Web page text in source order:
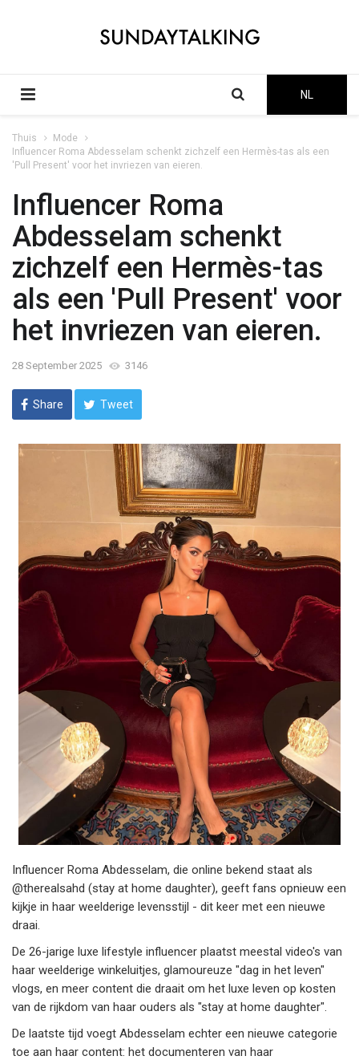
NL
Thuis
Mode
Influencer Roma Abdesselam schenkt zichzelf een Hermès-tas als een
'Pull Present' voor het invriezen van eieren.
Influencer Roma
Abdesselam schenkt
zichzelf een Hermès-tas
als een 'Pull Present' voor
het invriezen van eieren.
28 September 2025 3146
Share Tweet
Influencer Roma Abdesselam, die online bekend staat als
@therealsahd (stay at home daughter), geeft fans opnieuw een
kijkje in haar weelderige levensstijl - dit keer met een nieuwe
draai.
De 26-jarige luxe lifestyle influencer plaatst meestal video's van
haar weelderige winkeluitjes, glamoureuze "dag in het leven"
vlogs, en meer content die draait om het luxe leven op kosten
van de rijkdom van haar ouders als "stay at home daughter".
De laatste tijd voegt Abdesselam echter een nieuwe categorie
toe aan haar content: het documenteren van haar